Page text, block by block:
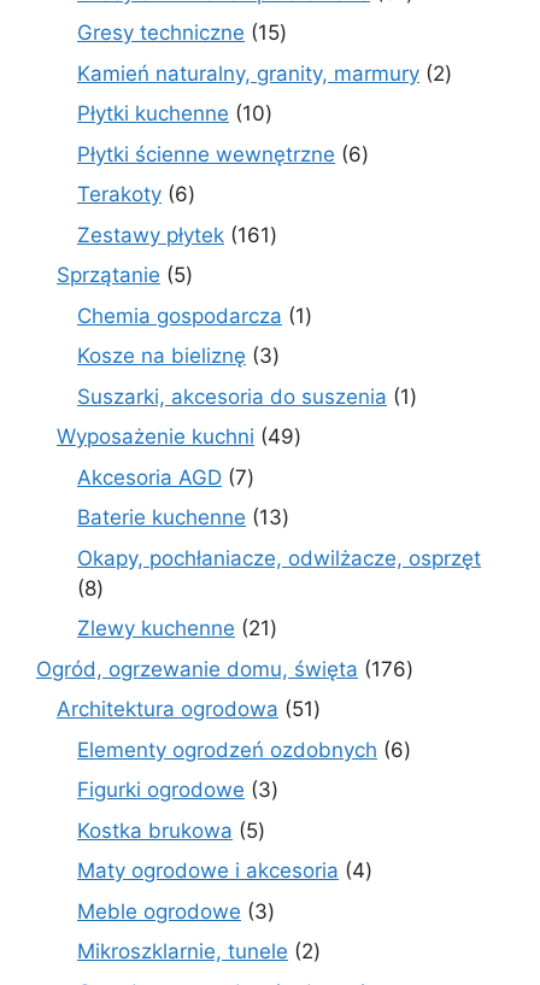
Gresy techniczne 1515
produktów
Kamień naturalny, granity, marmury 22
Płytki kuchenne 1010
produktów
Płytki ścienne wewnętrzne 66
Terakoty 66
produktów
Zestawy płytek 161161
Sprzątanie 55
produktów
Chemia gospodarcza 11
Kosze na bieliznę 33
produkty
Suszarki, akcesoria do suszenia 11
Wyposażenie kuchni 4949
Akcesoria AGD 77
produktów
Baterie kuchenne 1313
produktów
Okapy, pochłaniacze, odwilżacze, osprzęt
88
produktów
Zlewy kuchenne 2121
produktów
Ogród, ogrzewanie domu, święta 176176
Architektura ogrodowa 5151
produktów
Elementy ogrodzeń ozdobnych 66
Figurki ogrodowe 33
Kostka brukowa 55
produktów
Maty ogrodowe i akcesoria 44
Meble ogrodowe 33
produkty
Mikroszklarnie, tunele 22